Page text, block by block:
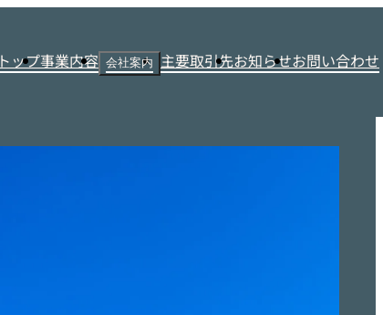
トップ事業内容 会社案内 主要取引先お知らせお問い合わせ